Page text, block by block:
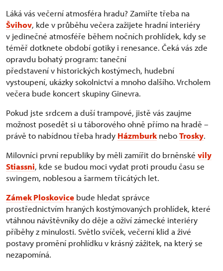
Láká vás večerní atmosféra hradu? Zamiřte třeba na
Švihov, kde v průběhu večera zažijete hradní interiéry
v jedinečné atmosféře během nočních prohlídek, kdy se
téměř dotknete období gotiky i renesance. Čeká vás zde
opravdu bohatý program: taneční
představení v historických kostýmech, hudební
vystoupení, ukázky sokolnictví a mnoho dalšího. Vrcholem
večera bude koncert skupiny Ginevra.
Pokud jste srdcem a duší trampové, jistě vás zaujme
možnost posedět si u táborového ohně přímo na hradě –
právě to nabídnou třeba hrady Házmburk neboTrosky.
Milovníci první republiky by měli zamířit do brněnské vily
Stiassni, kde se budou moci vydat proti proudu času se
swingem, noblesou a šarmem třicátých let.
Zámek Ploskovice bude hledat správce
prostřednictvím hraných kostýmovaných prohlídek, které
vtáhnou návštěvníky do děje a oživí zámecké interiéry
příběhy z minulosti. Světlo svíček, večerní klid a živé
postavy promění prohlídku v krásný zážitek, na který se
nezapomíná.